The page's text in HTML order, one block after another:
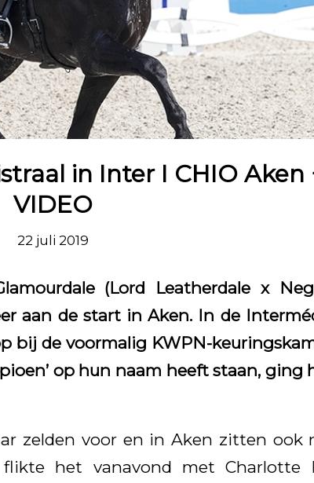
in Inter I CHIO Aken
VIDEO
22 juli 2019
(Lord Leatherdale x
aan de start in Aken. In de
bij de voormalig KWPN-
op hun naam heeft staan, ging
zelden voor en in Aken zitten ook
flikte het vanavond met Charlotte